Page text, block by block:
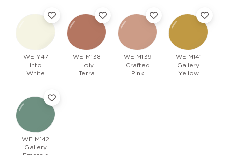
WE Y47
Into
White
WE M138
Holy
Terra
WE M139
Crafted
Pink
WE M141
Gallery
Yellow
WE M142
Gallery